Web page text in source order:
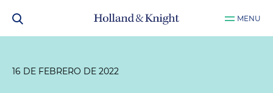
MENU
16 DE FEBRERO DE 2022